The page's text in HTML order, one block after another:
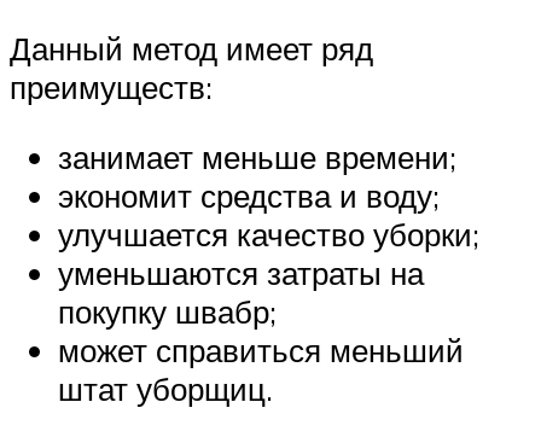
Данный метод имеет ряд
преимуществ:
занимает меньше времени;
экономит средства и воду;
улучшается качество уборки;
уменьшаются затраты на
покупку швабр;
может справиться меньший
штат уборщиц.